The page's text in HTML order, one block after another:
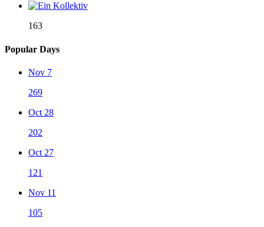
163
Popular Days
Nov 7
269
Oct 28
202
Oct 27
121
Nov 11
105